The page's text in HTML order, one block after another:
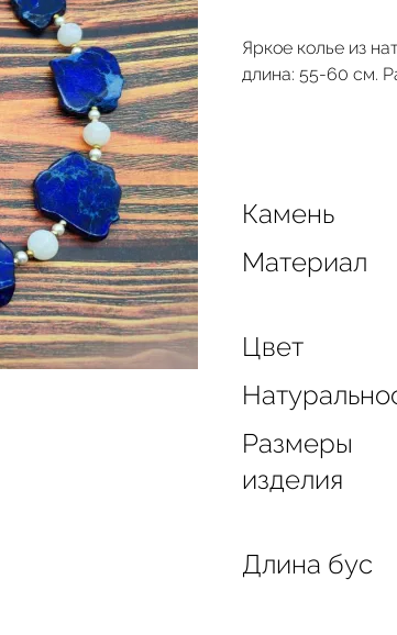
Яркое колье из
длина: 55-60 см.
Камень
Материал
Цвет
Размеры
изделия
Длина бус